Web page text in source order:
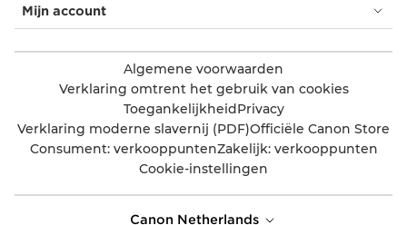
Mijn account
Algemene voorwaarden
Verklaring omtrent het gebruik van cookies
ToegankelijkheidPrivacy
Verklaring moderne slavernij (PDF)Officiële Canon Store
Consument: verkooppuntenZakelijk: verkooppunten
Cookie-instellingen
Canon Netherlands